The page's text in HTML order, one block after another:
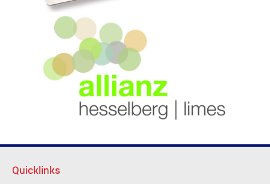
Quicklinks